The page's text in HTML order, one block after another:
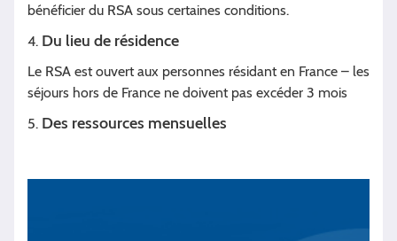
bénéficier du RSA sous cer­taines conditions.
4. Du lieu de résidence
Le RSA est ouvert aux personnes rési­dant en France – les
séjours hors de France ne doivent pas excéder 3 mois
5. Des ressources mensuelles